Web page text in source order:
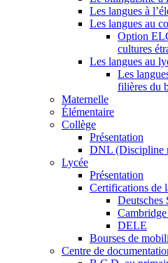
Les langues à
Les langues au
Option
cultures
Les langues au
Les
filières du
Maternelle
Élémentaire
Collège
Présentation
DNL (Discipline
Lycée
Présentation
Certifications de
Deutsches
DELE
Bourses de
Centre de